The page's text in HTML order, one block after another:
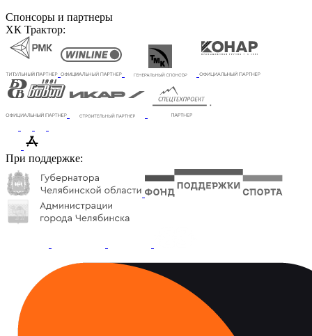
Спонсоры и партнеры
ХК Трактор:
При поддержке: